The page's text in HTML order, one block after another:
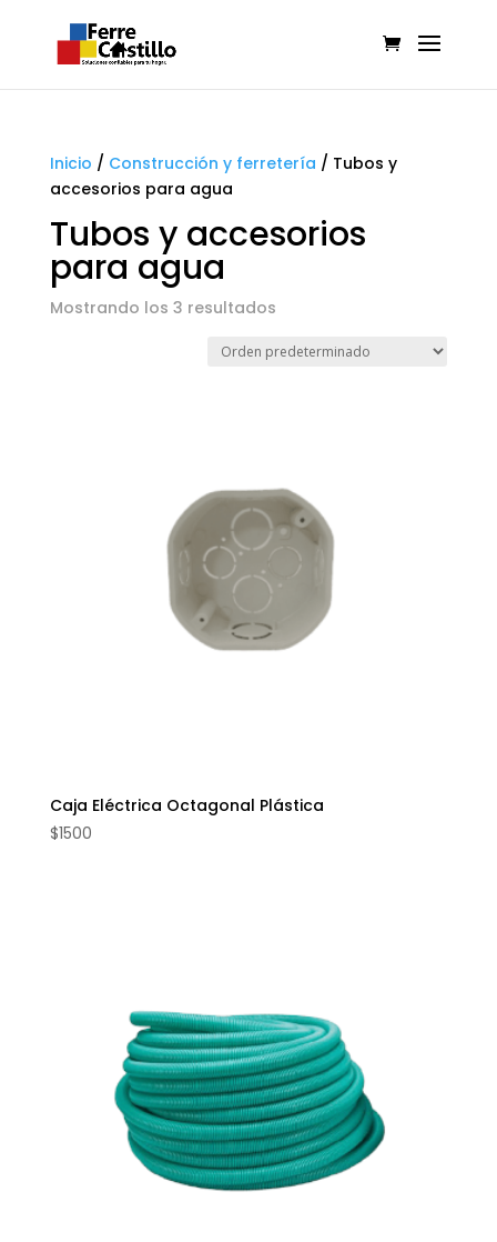
Inicio / Construcción y ferretería / Tubos y
accesorios para agua
Tubos y accesorios
para agua
Mostrando los 3 resultados
Caja Eléctrica Octagonal Plástica
$1500